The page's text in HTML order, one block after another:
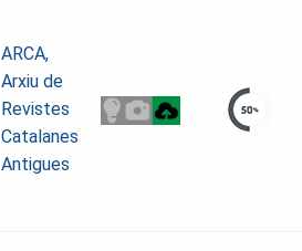
ARCA,
Arxiu de
Revistes
Catalanes
Antigues